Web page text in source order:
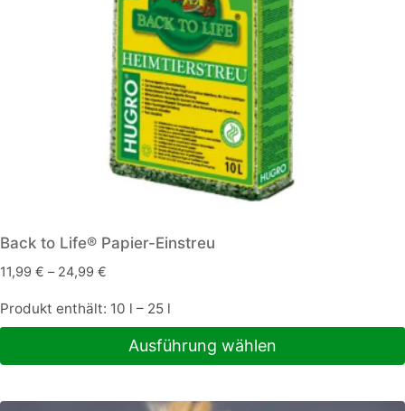
Back to Life® Papier-Einstreu
11,99 € – 24,99 €
Produkt enthält: 10 l – 25 l
Ausführung wählen
Produkt